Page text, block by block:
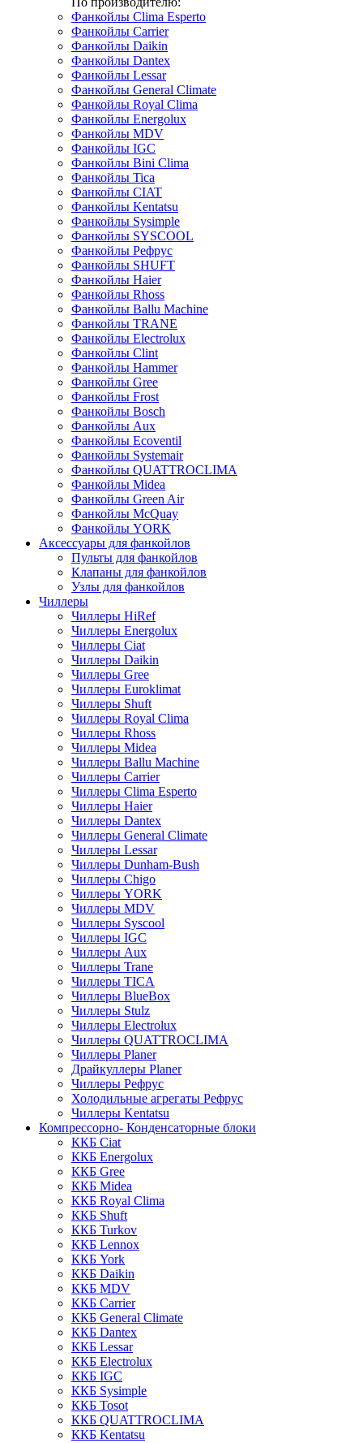
Фанкойлы Clima Esperto
Фанкойлы Carrier
Фанкойлы Daikin
Фанкойлы Dantex
Фанкойлы Lessar
Фанкойлы General Climate
Фанкойлы Royal Clima
Фанкойлы Energolux
Фанкойлы MDV
Фанкойлы IGC
Фанкойлы Bini Clima
Фанкойлы Tica
Фанкойлы CIAT
Фанкойлы Kentatsu
Фанкойлы Sysimple
Фанкойлы SYSCOOL
Фанкойлы Рефрус
Фанкойлы SHUFT
Фанкойлы Haier
Фанкойлы Rhoss
Фанкойлы Ballu Machine
Фанкойлы TRANE
Фанкойлы Electrolux
Фанкойлы Clint
Фанкойлы Hammer
Фанкойлы Gree
Фанкойлы Frost
Фанкойлы Bosch
Фанкойлы Aux
Фанкойлы Ecoventil
Фанкойлы Systemair
Фанкойлы QUATTROCLIMA
Фанкойлы Midea
Фанкойлы Green Air
Фанкойлы McQuay
Фанкойлы YORK
Аксессуары для фанкойлов
Пульты для фанкойлов
Клапаны для фанкойлов
Узлы для фанкойлов
Чиллеры
Чиллеры HiRef
Чиллеры Energolux
Чиллеры Ciat
Чиллеры Daikin
Чиллеры Gree
Чиллеры Euroklimat
Чиллеры Shuft
Чиллеры Royal Clima
Чиллеры Rhoss
Чиллеры Midea
Чиллеры Ballu Machine
Чиллеры Carrier
Чиллеры Clima Esperto
Чиллеры Haier
Чиллеры Dantex
Чиллеры General Climate
Чиллеры Lessar
Чиллеры Dunham-Bush
Чиллеры Chigo
Чиллеры YORK
Чиллеры MDV
Чиллеры Syscool
Чиллеры IGC
Чиллеры Aux
Чиллеры Trane
Чиллеры TICA
Чиллеры BlueBox
Чиллеры Stulz
Чиллеры Electrolux
Чиллеры QUATTROCLIMA
Чиллеры Planer
Драйкуллеры Planer
Чиллеры Рефрус
Холодильные агрегаты Рефрус
Чиллеры Kentatsu
Компрессорно- Конденсаторные блоки
ККБ Ciat
ККБ Energolux
ККБ Gree
ККБ Midea
ККБ Royal Clima
ККБ Shuft
ККБ Turkov
ККБ Lennox
ККБ York
ККБ Daikin
ККБ MDV
ККБ Carrier
ККБ General Climate
ККБ Dantex
ККБ Lessar
ККБ Electrolux
ККБ IGC
ККБ Sysimple
ККБ Tosot
ККБ QUATTROCLIMA
ККБ Kentatsu